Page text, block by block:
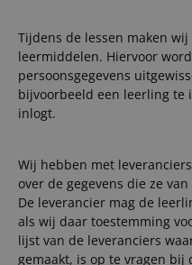
Tijdens de lessen maken
leermiddelen. Hiervoor
persoonsgegevens
bijvoorbeeld een leerling te
inlogt.
Wij hebben met
over de gegevens die ze
De leverancier mag de
als wij daar toestemming
lijst van de leveranciers
gemaakt, is op te vragen bij